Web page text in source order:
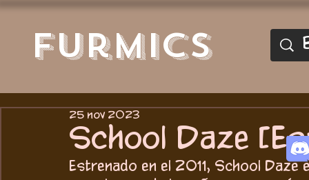
furmics
School Daze
25 nov 2023
Estrenado en el 2011, School